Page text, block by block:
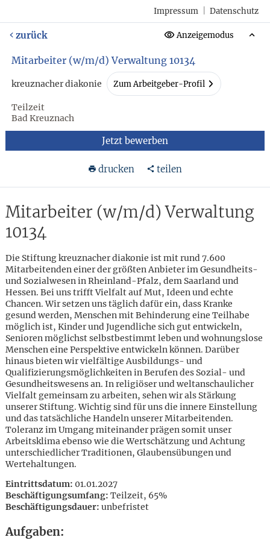
Impressum Datenschutz
zurück Anzeigemodus
Mitarbeiter (w/m/d) Verwaltung 10134
kreuznacher diakonie Zum Arbeitgeber-Profil
Teilzeit
Bad Kreuznach
Jetzt bewerben
drucken teilen
Mitarbeiter (w/m/d) Verwaltung
10134
Die Stiftung kreuznacher diakonie ist mit rund 7.600
Mitarbeitenden einer der größten Anbieter im Gesundheits-
und Sozialwesen in Rheinland-Pfalz, dem Saarland und
Hessen. Bei uns trifft Vielfalt auf Mut, Ideen und echte
Chancen. Wir setzen uns täglich dafür ein, dass Kranke
gesund werden, Menschen mit Behinderung eine Teilhabe
möglich ist, Kinder und Jugendliche sich gut entwickeln,
Senioren möglichst selbstbestimmt leben und wohnungslose
Menschen eine Perspektive entwickeln können. Darüber
hinaus bieten wir vielfältige Ausbildungs- und
Qualifizierungsmöglichkeiten in Berufen des Sozial- und
Gesundheitswesens an. In religiöser und weltanschaulicher
Vielfalt gemeinsam zu arbeiten, sehen wir als Stärkung
unserer Stiftung. Wichtig sind für uns die innere Einstellung
und das tatsächliche Handeln unserer Mitarbeitenden.
Toleranz im Umgang miteinander prägen somit unser
Arbeitsklima ebenso wie die Wertschätzung und Achtung
unterschiedlicher Traditionen, Glaubensübungen und
Wertehaltungen.
Eintrittsdatum: 01.01.2027
Beschäftigungsumfang: Teilzeit, 65%
Beschäftigungsdauer: unbefristet
Aufgaben:
Karte anzeigen